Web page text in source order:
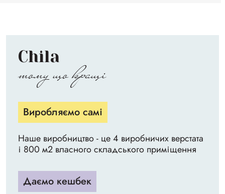
Chila
тому що кращі
Виробляємо самі
Наше виробництво - це 4 виробничих верстата
і 800 м2 власного складського приміщення
Даємо кешбек